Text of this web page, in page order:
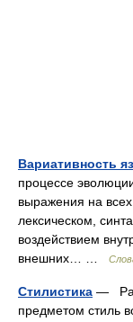
Вариативность
процессе
выражения на
лексическом,
воздействием
внешних… …
Стилистика —
предметом стиль